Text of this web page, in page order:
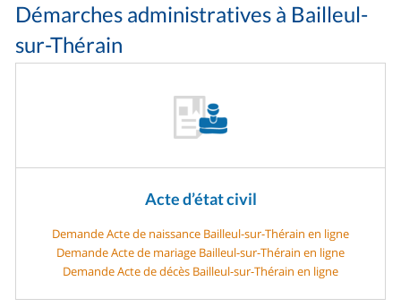
Démarches administratives à Bailleul-
sur-Thérain
Acte d’état civil
Demande Acte de naissance Bailleul-sur-Thérain en ligne
Demande Acte de mariage Bailleul-sur-Thérain en ligne
Demande Acte de décès Bailleul-sur-Thérain en ligne